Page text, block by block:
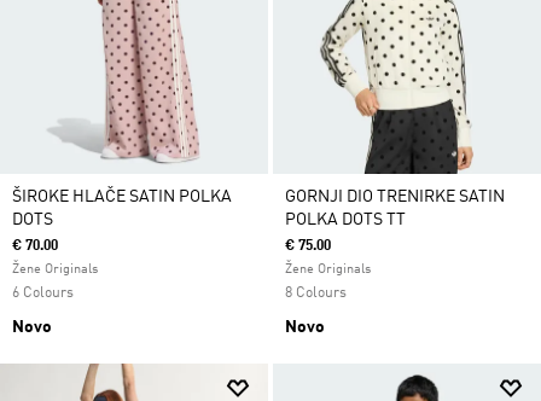
ŠIROKE HLAČE SATIN POLKA
DOTS
€ 70.00
Žene Originals
6 Colours
Novo
GORNJI DIO TRENIRKE SATIN
POLKA DOTS TT
€ 75.00
Žene Originals
8 Colours
Novo